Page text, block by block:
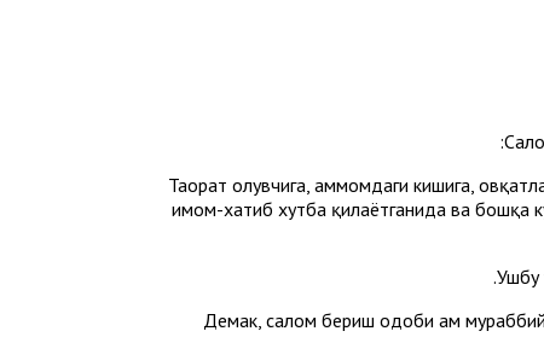
Таҳорат олувчига, ҳаммомдаги кишига,
имом-хатиб хутба қилаётганида ва бошқа
Ушбу
Демак, салом бериш одоби ҳам